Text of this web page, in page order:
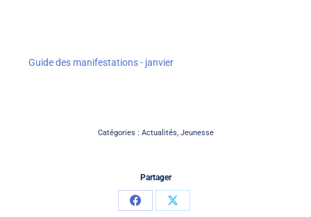
Guide des manifestations - janvier
Catégories : Actualités, Jeunesse
Partager
PartagerPartager